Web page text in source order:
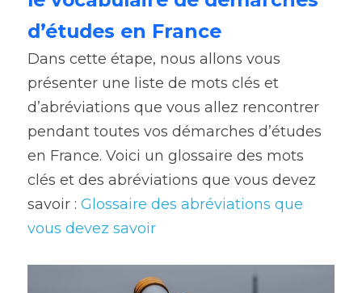
d’études en France
Dans cette étape, nous allons vous
présenter une liste de mots clés et
d’abréviations que vous allez rencontrer
pendant toutes vos démarches d’études
en France. Voici un glossaire des mots
clés et des abréviations que vous devez
savoir : Glossaire des abréviations que
vous devez savoir